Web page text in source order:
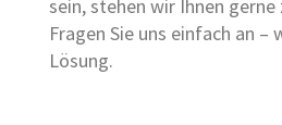
sein, stehen wir Ihnen gerne
Fragen Sie uns einfach an –
Lösung.